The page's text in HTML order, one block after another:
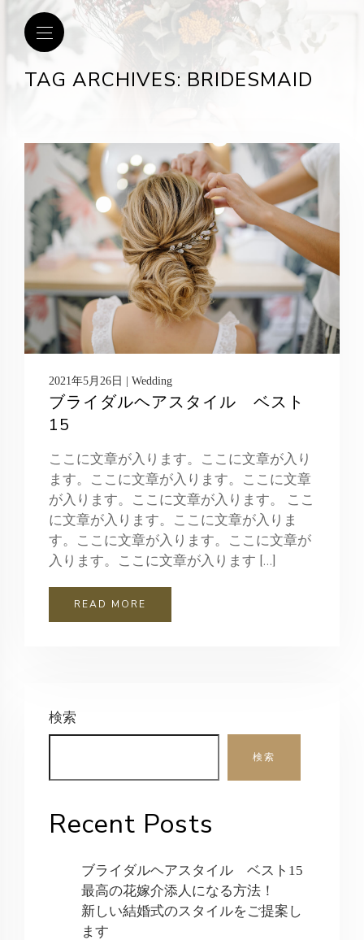
TAG ARCHIVES: BRIDESMAID
2021年5月26日 | Wedding
ブライダルヘアスタイル ベスト
15
ここに文章が入ります。ここに文章が入り
ます。ここに文章が入ります。ここに文章
が入ります。ここに文章が入ります。 ここ
に文章が入ります。ここに文章が入りま
す。ここに文章が入ります。ここに文章が
入ります。ここに文章が入ります […]
READ MORE
検索
検索
Recent Posts
ブライダルヘアスタイル ベスト15
最高の花嫁介添人になる方法！
新しい結婚式のスタイルをご提案し
ます